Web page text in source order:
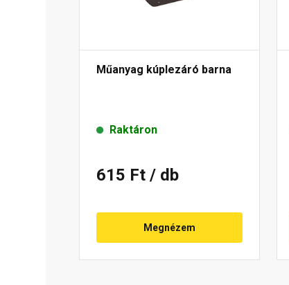
Műanyag kúplezáró barna
Raktáron
615 Ft / db
Megnézem